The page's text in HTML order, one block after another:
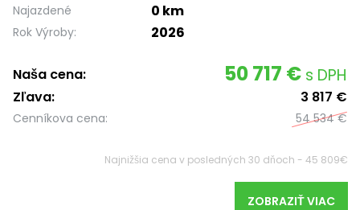
Najazdené 0 km
Rok Výroby: 2026
Naša cena: 50 717 € s DPH
Zľava: 3 817 €
Cenníkova cena: 54 534 €
Najnižšia cena v posledných 30 dňoch - 45 809€
ZOBRAZIŤ VIAC